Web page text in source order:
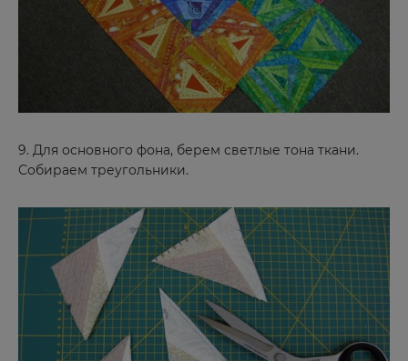
9. Для основного фона, берем светлые тона ткани.
Собираем треугольники.